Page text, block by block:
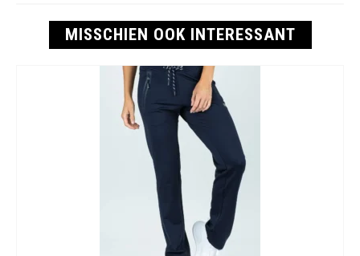
MISSCHIEN OOK INTERESSANT